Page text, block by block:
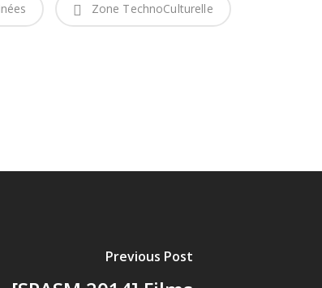
Zone TechnoCulturelle
Previous Post